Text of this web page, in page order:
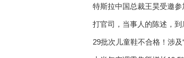
特斯拉中国总裁王昊受邀
打官司，当事人的陈述，到
29批次儿童鞋不合格！涉及